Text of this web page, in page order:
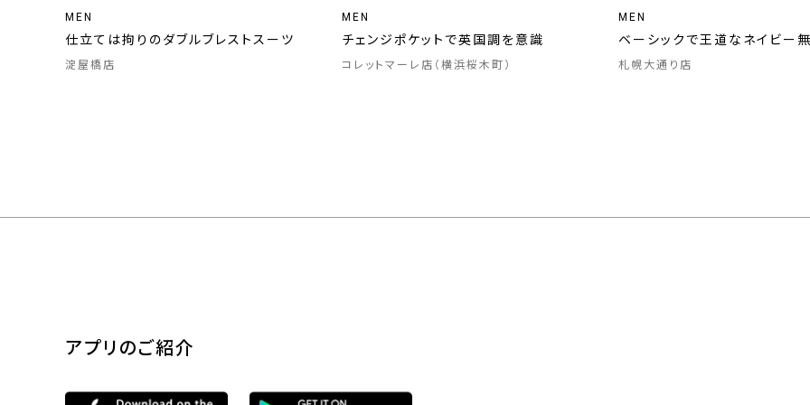
MEN
仕立ては拘りのダブルブレストスーツ
淀屋橋店
MEN
チェンジポケットで英国調を意識
コレットマーレ店（横浜桜木町）
MEN
ベーシックで王道なネイビー
札幌大通り店
アプリのご紹介